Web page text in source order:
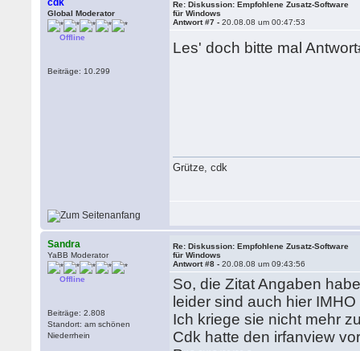
cdk
Global Moderator
Offline
Beiträge: 10.299
Re: Diskussion: Empfohlene Zusatz-Software
für Windows
Antwort #7 -20.08.08 um 00:47:53
Les' doch bitte mal
Grütze, cdk
Sandra
YaBB Moderator
Offline
Beiträge: 2.808
Standort: am schönen
Niederrhein
Re: Diskussion: Empfohlene Zusatz-Software
für Windows
Antwort #8 -20.08.08 um 09:43:56
So, die Zitat Angaben
leider sind auch hier
Ich kriege sie nicht mehr
Cdk hatte den irfanview